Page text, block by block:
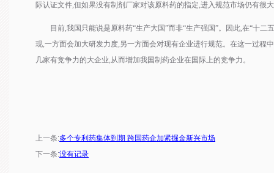
际认证文件,但如果没有制剂厂家对该原料药的指定,进入规范市场仍有很
目前,我国只能说是原料药“生产大国”而非“生产强国”。因此,在“十二
现,一方面会加大研发力度,另一方面会对现有企业进行规范。在这一过程
几家有竞争力的大企业,从而增加我国制药企业在国际上的竞争力。
上一条:多个专利药集体到期 跨国药企加紧掘金新兴市场
下一条:没有记录